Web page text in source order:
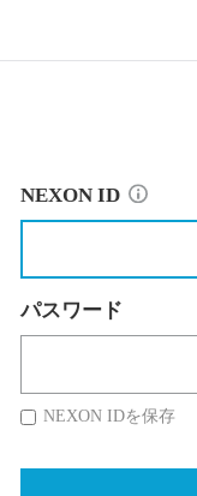
NEXON ID
パスワード
NEXON IDを保存